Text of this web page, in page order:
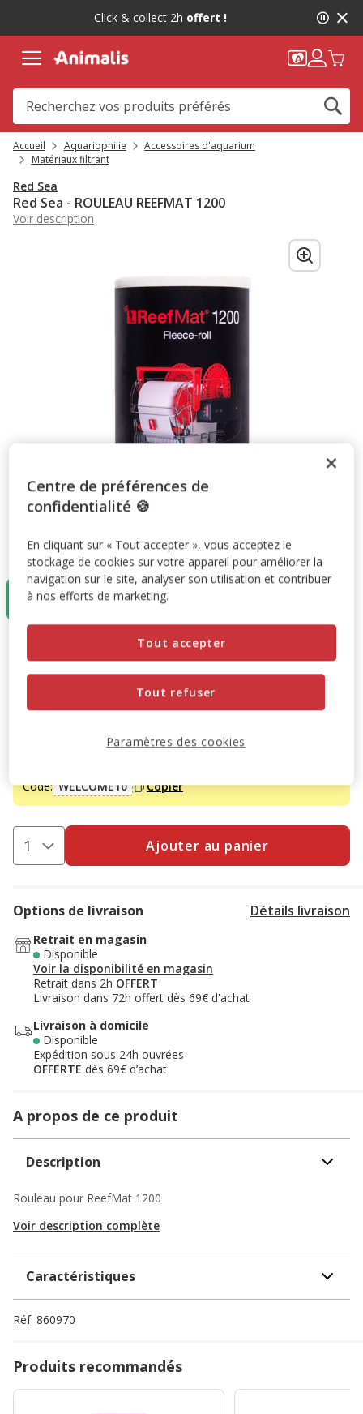
message,
Click & collect 2h offert !
Accueil Aquariophilie
Accessoires d'aquarium
Matériaux filtrant
Red Sea
Red Sea - ROULEAU REEFMAT 1200
Voir description
Taille:1 unité
1 unité
21.99€
Promotion disponible
Animalis. Offre non cumulable aux autres promotions en
Code: WELCOME10 Copier
Ajouter au panier
Options de livraison Détails livraison
Retrait en magasin
Disponible
Voir la disponibilité en magasin
Retrait dans 2h OFFERT
Livraison dans 72h offert dès 69€ d'achat
Livraison à domicile
Disponible
Expédition sous 24h ouvrées
OFFERTE dès 69€ d’achat
A propos de ce produit
Description
Rouleau pour ReefMat 1200
Voir description complète
Caractéristiques
Réf. 860970
Produits recommandés
Centre de préférences de
confidentialité 🍪
En cliquant sur « Tout accepter », vous acceptez le
stockage de cookies sur votre appareil pour améliorer la
navigation sur le site, analyser son utilisation et contribuer
à nos efforts de marketing.
Tout refuser
Tout accepter
Paramètres des cookies